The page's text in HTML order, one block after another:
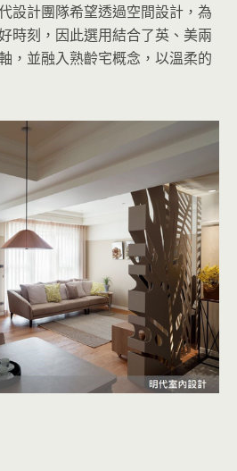
設計團隊希望透過空間設計，為
時刻，因此選用結合了英、美兩
，並融入熟齡宅概念，以溫柔的